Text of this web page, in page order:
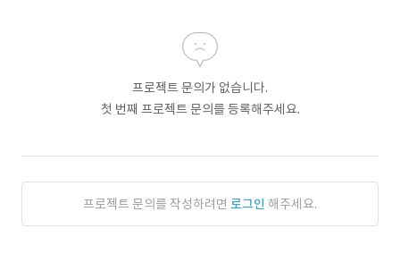
프로젝트 문의가 없습니다.
첫 번째 프로젝트 문의를 등록해주세요.
프로젝트 문의를 작성하려면 로그인 해주세요.